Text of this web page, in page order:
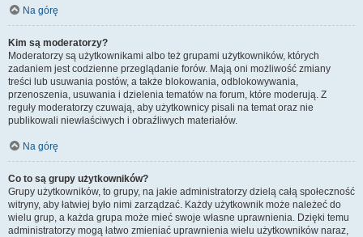
Na górę
Kim są moderatorzy?
Moderatorzy są użytkownikami albo też grupami użytkowników, których
zadaniem jest codzienne przeglądanie forów. Mają oni możliwość zmiany
treści lub usuwania postów, a także blokowania, odblokowywania,
przenoszenia, usuwania i dzielenia tematów na forum, które moderują. Z
reguły moderatorzy czuwają, aby użytkownicy pisali na temat oraz nie
publikowali niewłaściwych i obraźliwych materiałów.
Na górę
Co to są grupy użytkowników?
Grupy użytkowników, to grupy, na jakie administratorzy dzielą całą społeczność
witryny, aby łatwiej było nimi zarządzać. Każdy użytkownik może należeć do
wielu grup, a każda grupa może mieć swoje własne uprawnienia. Dzięki temu
administratorzy mogą łatwo zmieniać uprawnienia wielu użytkowników naraz,